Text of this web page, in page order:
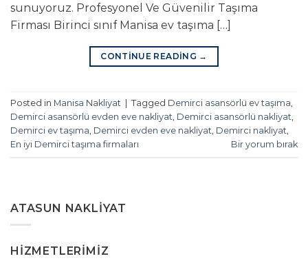
sunuyoruz. Profesyonel Ve Güvenilir Taşıma
Firması Birinci sınıf Manisa ev taşıma […]
CONTINUE READING →
Posted in Manisa Nakliyat Tagged Demirci asansörlü ev taşıma,
Demirci asansörlü evden eve nakliyat, Demirci asansörlü nakliyat,
Demirci ev taşıma, Demirci evden eve nakliyat, Demirci nakliyat,
En iyi Demirci taşıma firmaları
Bir yorum bırak
ATASUN NAKLIYAT
HIZMETLERIMIZ